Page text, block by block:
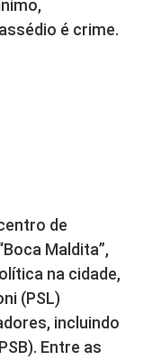
é crime.
de
Maldita”,
na cidade,
(PSL)
incluindo
Entre as